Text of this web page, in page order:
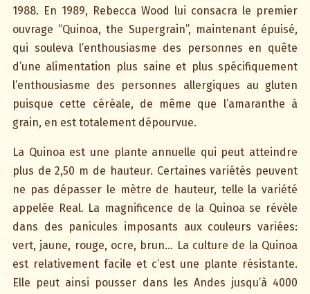
1988. En 1989, Rebecca Wood lui consacra le premier
ouvrage “Quinoa, the Supergrain”, maintenant épuisé,
qui souleva l’enthousiasme des personnes en quête
d’une alimentation plus saine et plus spécifiquement
l’enthousiasme des personnes allergiques au gluten
puisque cette céréale, de même que l’amaranthe à
grain, en est totalement dépourvue.
La Quinoa est une plante annuelle qui peut atteindre
plus de 2,50 m de hauteur. Certaines variétés peuvent
ne pas dépasser le mètre de hauteur, telle la variété
appelée Real. La magnificence de la Quinoa se révèle
dans des panicules imposants aux couleurs variées:
vert, jaune, rouge, ocre, brun… La culture de la Quinoa
est relativement facile et c’est une plante résistante.
Elle peut ainsi pousser dans les Andes jusqu’à 4000